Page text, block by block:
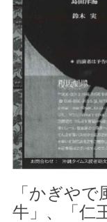
「かぎや
牛」、「仁